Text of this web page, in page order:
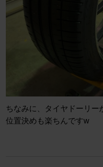
ちなみに、タイヤドーリー
位置決めも楽ちんですw